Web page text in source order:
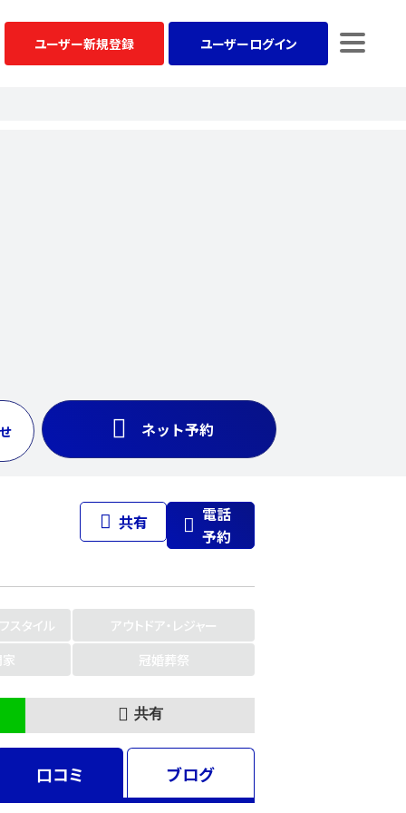
ユーザー新規登録 ユーザーログイン
ネット予約
共有
電話
予約
スタイル
アウトドア・レジャー
冠婚葬祭
共有
口コミ ブログ